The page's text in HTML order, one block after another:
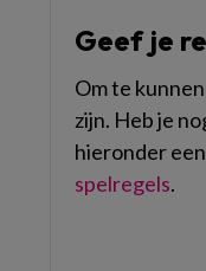
Geef je
Om te
zijn. Heb je
hieronder
spelregels.